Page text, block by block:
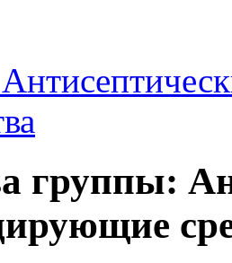
группы: